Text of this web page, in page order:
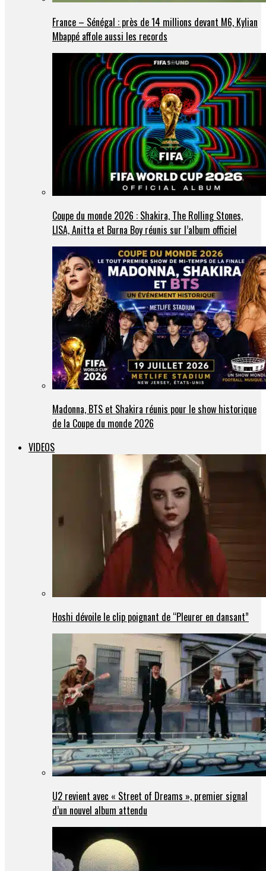
France – Sénégal : près de 14 millions devant M6, Kylian
Mbappé affole aussi les records
Coupe du monde 2026 : Shakira, The Rolling Stones,
LISA, Anitta et Burna Boy réunis sur l’album officiel
Madonna, BTS et Shakira réunis pour le show historique
de la Coupe du monde 2026
VIDEOS
Hoshi dévoile le clip poignant de “Pleurer en dansant”
U2 revient avec « Street of Dreams », premier signal
d’un nouvel album attendu